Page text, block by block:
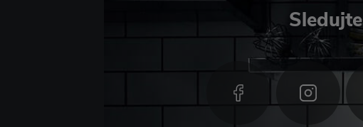
Sledujte